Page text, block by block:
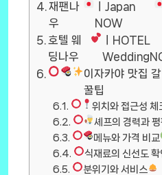
재팬나
우
ㅣJapan
NOW
호텔 웨
딩나우
ㅣHOTEL
이자카야 맛집
꿀팁
위치와 접근성 체
셰프의 경력과
메뉴와 가격 비교
식재료의 신선도 확
분위기와 서비스